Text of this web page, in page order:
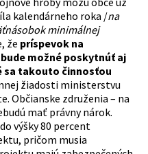
kalendárneho roka /na
minimálnej
že príspevok na
možné poskytnúť aj
sa takouto činnosťou
žiadosti ministerstvu
Občianske združenia – na
mať právny nárok.
výšky 80 percent
pričom musia